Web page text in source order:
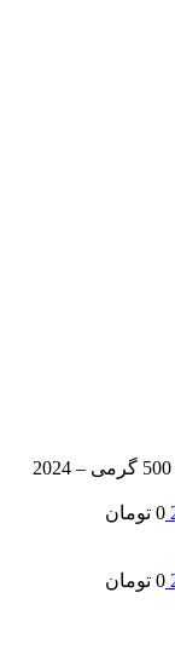
0 تومان
0 تومان